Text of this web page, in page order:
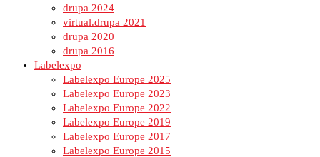
drupa 2024
virtual.drupa 2021
drupa 2020
drupa 2016
Labelexpo
Labelexpo Europe 2025
Labelexpo Europe 2023
Labelexpo Europe 2022
Labelexpo Europe 2019
Labelexpo Europe 2017
Labelexpo Europe 2015